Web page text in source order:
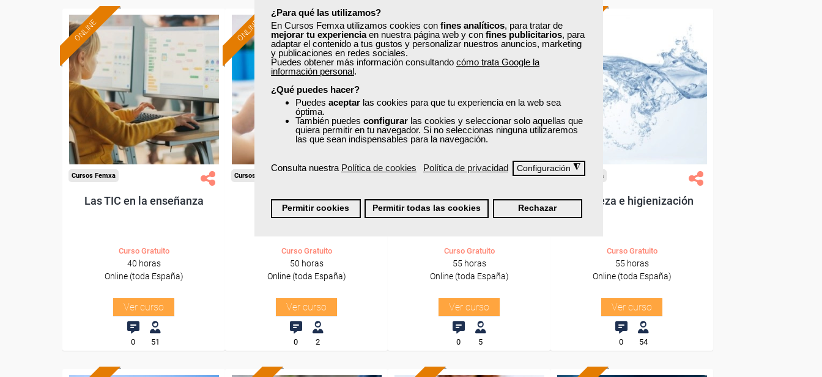
¿Para qué las utilizamos?
En Cursos Femxa utilizamos cookies con fines analíticos, para tratar de
mejorar tu experienciaen nuestra página web y con fines publicitarios, para
adaptar el contenido a tus gustos y personalizar nuestros anuncios, marketing
y publicaciones en redes sociales.
Puedes obtener más información consultando cómo trata Google la
información personal.
¿Qué puedes hacer?
Puedes aceptar las cookies para que tu experiencia en la web sea
óptima.
También puedes configurar las cookies y seleccionar solo aquellas que
quiera permitir en tu navegador. Si no seleccionas ninguna utilizaremos
las que sean indispensables para la navegación.
Consulta nuestra Política de cookies Política de privacidad Configuración ◮
Permitir cookies Permitir todas las cookies Rechazar
ONLINE
Formación 100%
subvencionada.
Para desempleados,
trabajadores y autónomos.
Sector
-Educación.
Cursos Femxa
Las TIC en la enseñanza
Curso Gratuito
40 horas
Online (toda España)
Ver curso
0 51
ONLINE
Formación 100%
subvencionada.
Para desempleados,
trabajadores y autónomos.
Sector
-Educación.
Cursos Femxa
Lectoescritura
Curso Gratuito
50 horas
Online (toda España)
Ver curso
0 2
ONLINE
Formación 100%
subvencionada.
trabajadores y autónomos.
Sector
-Transporte y Logística.
Legislación y normativa del
transporte de mercancías
Curso Gratuito
55 horas
Online (toda España)
Ver curso
0 5
ONLINE
Formación 100%
subvencionada.
Para desempleados,
trabajadores y autónomos.
Sector
-Mediambiente.
Cursos Femxa
Limpieza e higienización
Curso Gratuito
55 horas
Online (toda España)
Ver curso
0 54